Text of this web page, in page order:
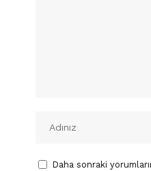
Daha sonraki